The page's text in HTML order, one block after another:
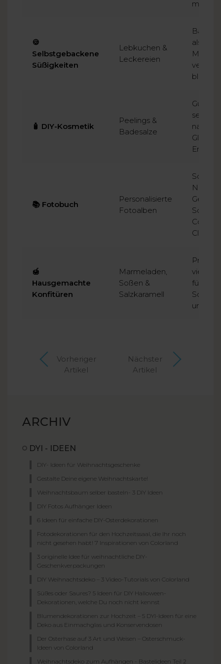
🍪
Selbstgebackene
Süßigkeiten
Lebkuchen &
Leckereien
Backe
als
Mit
🧴 DIY-Kosmetik
Peelings &
Badesalze
selbst
📚 Fotobuch
Personalisierte
Fotoalben
Nutze
Schul-/
Cover,
Cliparts
🍯
Hausgemachte
Konfitüren
Marmeladen,
Soßen &
Salzkaramell
viele
für
Soßen
und
Vorheriger
Artikel
Nächster
Artikel
ARCHIV
DYI - IDEEN
DIY- Ideen für Weihnachtsgeschenke
Gestalte Deine eigene Weihnachtskarte!
Weihnachtsbaum selber basteln- 3 DIY Ideen
DIY Fotos Aufhänger Ideen
6 Ideen für einfache DIY-Osterdekorationen
Fotodekorationen für den Hochzeitssaal, die Ihr noch
nicht gesehen habt! 7 Inspirationen von Colorland
3 originelle Idee für weihnachtliche DIY-
Geschenkverpackungen
DIY Weihnachtsdeko – 3 Video-Tutorials von Colorland
Süßes oder Saures? 5 Ideen für DIY Halloween-
Dekorationen, welche Du noch nicht kennst
Blumendekorationen zur Hochzeit – 5 DYI-Ideen für eine
Deko aus Einmachglas und Konservendosen
Der Osterhase auf 3 Art und Weisen – Osterschmuck-
Ideen von Colorland
Weihnachtsdeko zum Aufhängen - Bastelideen Teil 2